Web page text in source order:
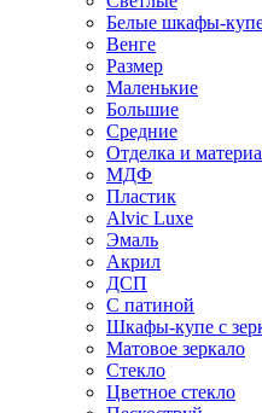
Белые шкафы-
Венге
Размер
Маленькие
Большие
Средние
Отделка и
МДФ
Пластик
Alvic Luxe
Эмаль
Акрил
ДСП
С патиной
Шкафы-купе с
Матовое зеркало
Стекло
Цветное стекло